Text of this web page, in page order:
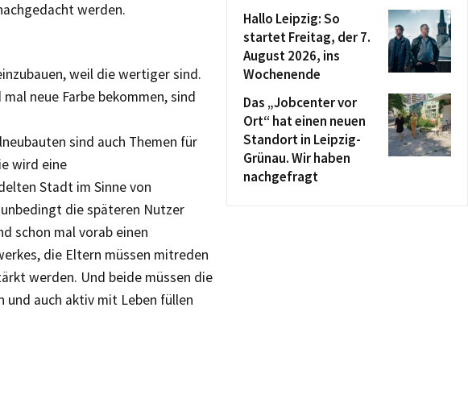
werden.
weil die wertiger sind.
neue Farbe bekommen, sind
sind auch Themen für
wird eine
Stadt im Sinne von
die späteren Nutzer
schon mal vorab einen
die Eltern müssen mitreden
werden. Und beide müssen die
auch aktiv mit Leben füllen
Hallo Leipzig: So
startet Freitag, der 7.
August 2026, ins
Wochenende
Das „Jobcenter vor
Ort“ hat einen neuen
Standort in Leipzig-
Grünau. Wir haben
nachgefragt